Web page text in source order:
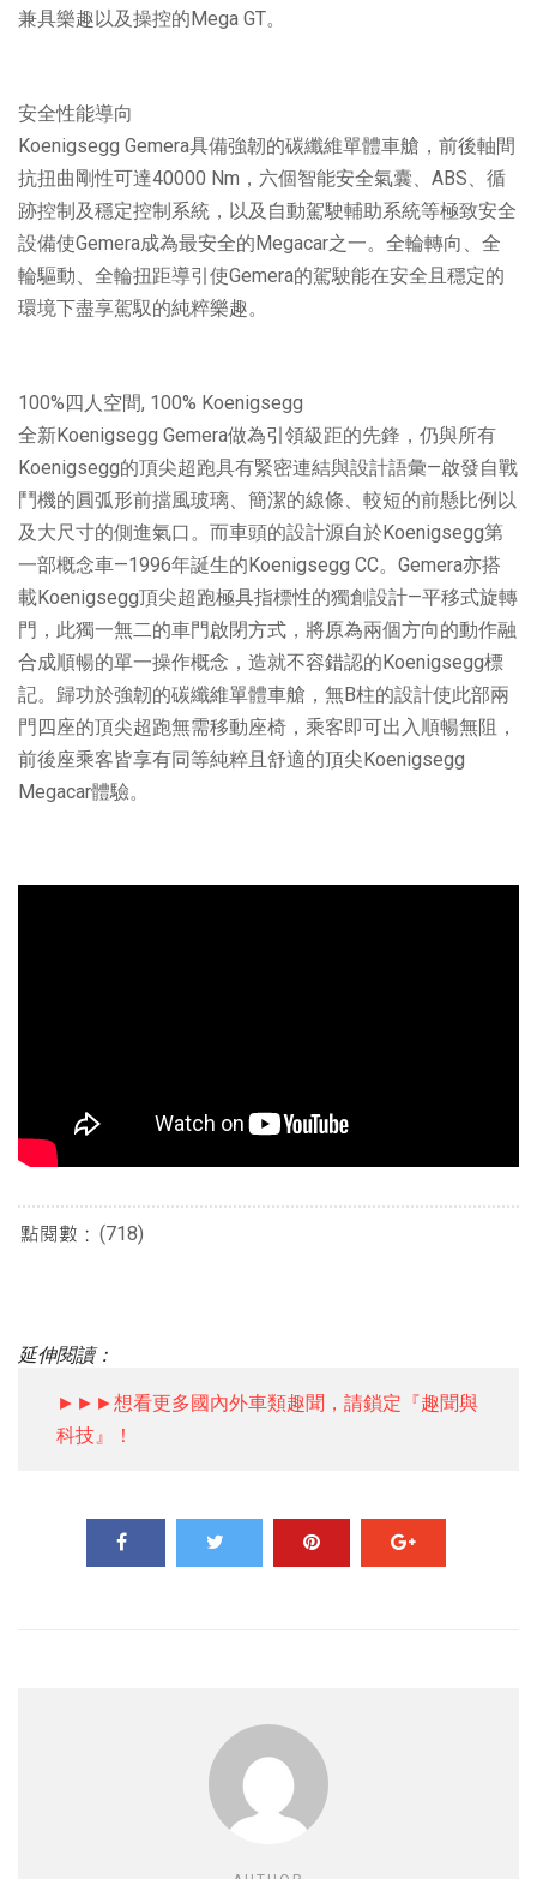
兼具樂趣以及操控的Mega GT。
安全性能導向
Koenigsegg Gemera具備強韌的碳纖維單體車艙，前後軸間
抗扭曲剛性可達40000 Nm，六個智能安全氣囊、ABS、循
跡控制及穩定控制系統，以及自動駕駛輔助系統等極致安全
設備使Gemera成為最安全的Megacar之一。全輪轉向、全
輪驅動、全輪扭距導引使Gemera的駕駛能在安全且穩定的
環境下盡享駕馭的純粹樂趣。
100%四人空間, 100% Koenigsegg
全新Koenigsegg Gemera做為引領級距的先鋒，仍與所有
Koenigsegg的頂尖超跑具有緊密連結與設計語彙—啟發自戰
鬥機的圓弧形前擋風玻璃、簡潔的線條、較短的前懸比例以
及大尺寸的側進氣口。而車頭的設計源自於Koenigsegg第
一部概念車—1996年誕生的Koenigsegg CC。Gemera亦搭
載Koenigsegg頂尖超跑極具指標性的獨創設計—平移式旋轉
門，此獨一無二的車門啟閉方式，將原為兩個方向的動作融
合成順暢的單一操作概念，造就不容錯認的Koenigsegg標
記。歸功於強韌的碳纖維單體車艙，無B柱的設計使此部兩
門四座的頂尖超跑無需移動座椅，乘客即可出入順暢無阻，
前後座乘客皆享有同等純粹且舒適的頂尖Koenigsegg
Megacar體驗。
(718)
延伸閱讀：
►►►想看更多國內外車類趣聞，請鎖定『趣聞與
科技』！